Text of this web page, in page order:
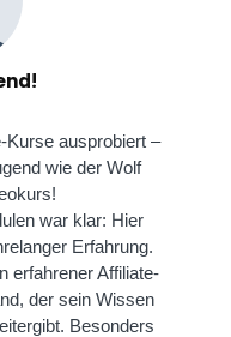
Kurse ausprobiert –
wie der Wolf
war klar: Hier
Erfahrung.
erfahrener Affiliate-
der sein Wissen
Besonders